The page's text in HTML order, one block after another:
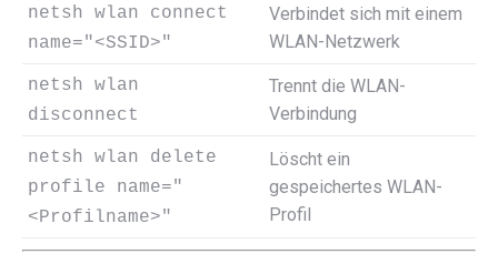
netsh wlan connect
name="<SSID>"
Verbindet sich mit einem
WLAN-Netzwerk
netsh wlan
disconnect
Trennt die WLAN-
Verbindung
netsh wlan delete
profile name="
<Profilname>"
Löscht ein
gespeichertes WLAN-
Profil